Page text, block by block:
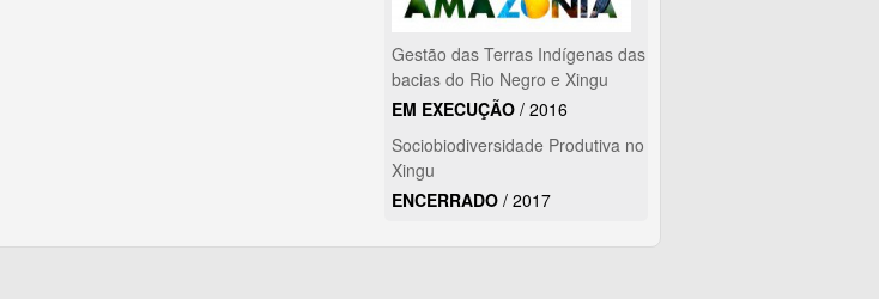
Gestão das Terras Indígenas das
bacias do Rio Negro e Xingu
EM EXECUÇÃO / 2016
Sociobiodiversidade Produtiva no
Xingu
ENCERRADO / 2017